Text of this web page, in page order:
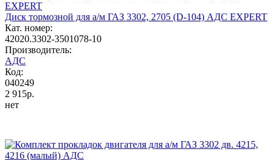
Диск тормозной для а/м ГАЗ 3302, 2705 (D-104) АДС EXPERT
Кат. номер:
42020.3302-3501078-10
Производитель:
АДС
Код:
040249
2 915р.
нет